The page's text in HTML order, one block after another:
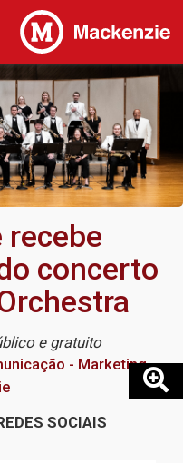
recebe
concerto
e gratuito
- Marketing
SOCIAIS